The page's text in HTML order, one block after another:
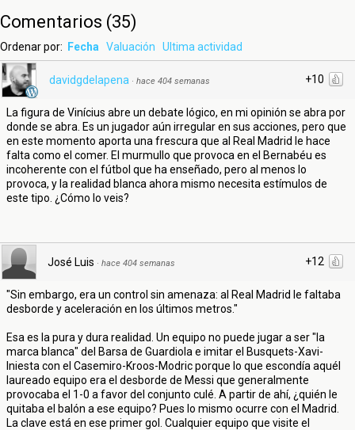
Comentarios (35)
Ordenar por: Fecha Valuación Ultima actividad
+10
davidgdelapena · hace 404 semanas
La figura de Vinícius abre un debate lógico, en mi opinión se abra por
donde se abra. Es un jugador aún irregular en sus acciones, pero que
en este momento aporta una frescura que al Real Madrid le hace
falta como el comer. El murmullo que provoca en el Bernabéu es
incoherente con el fútbol que ha enseñado, pero al menos lo
provoca, y la realidad blanca ahora mismo necesita estímulos de
este tipo. ¿Cómo lo veis?
+12
José Luis · hace 404 semanas
"Sin embargo, era un control sin amenaza: al Real Madrid le faltaba
desborde y aceleración en los últimos metros."
Esa es la pura y dura realidad. Un equipo no puede jugar a ser "la
marca blanca" del Barsa de Guardiola e imitar el Busquets-Xavi-
Iniesta con el Casemiro-Kroos-Modric porque lo que escondía aquél
laureado equipo era el desborde de Messi que generalmente
provocaba el 1-0 a favor del conjunto culé. A partir de ahí, ¿quién le
quitaba el balón a ese equipo? Pues lo mismo ocurre con el Madrid.
La clave está en ese primer gol. Cualquier equipo que visite el